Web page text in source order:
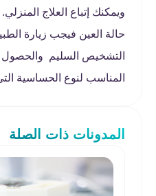
ويمكنك إتباع العلاج
حالة العين فيجب زيارة
التشخيص السليم والحصول
المناسب لنوع الحساسية
المدونات ذات الصلة